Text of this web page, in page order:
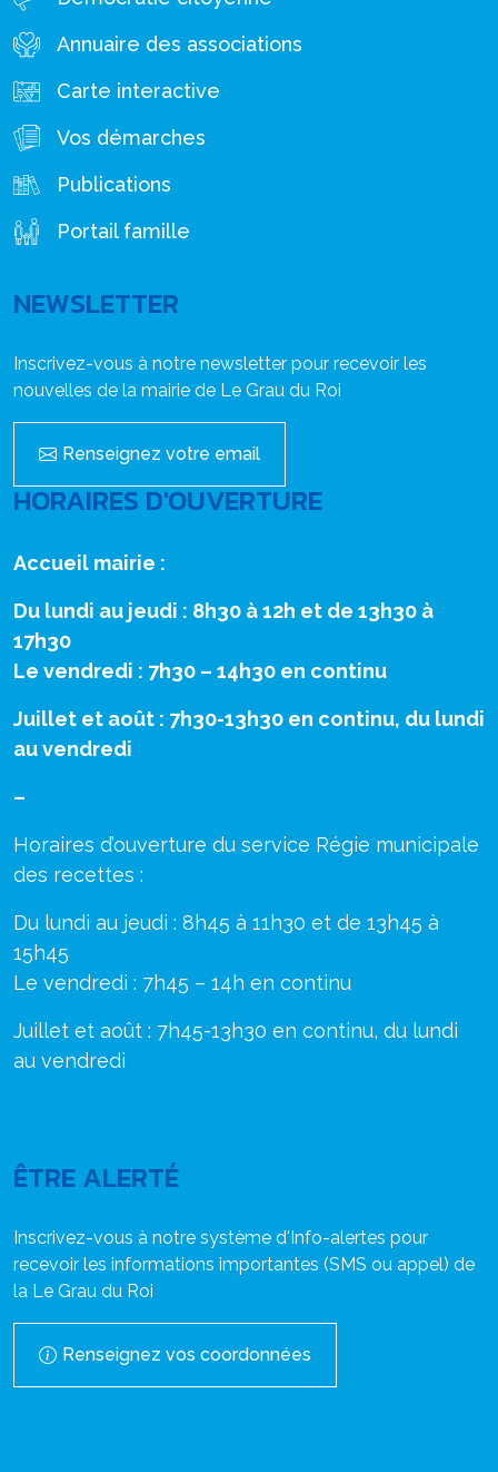
Annuaire des associations
Carte interactive
Vos démarches
Publications
Portail famille
NEWSLETTER
Inscrivez-vous à notre newsletter pour recevoir les
nouvelles de la mairie de Le Grau du Roi
Renseignez votre email
HORAIRES D'OUVERTURE
Accueil mairie :
Du lundi au jeudi : 8h30 à 12h et de 13h30 à
17h30
Le vendredi : 7h30 – 14h30 en continu
Juillet et août : 7h30-13h30 en continu, du lundi
au vendredi
–
Horaires d’ouverture du service Régie municipale
des recettes :
Du lundi au jeudi : 8h45 à 11h30 et de 13h45 à
15h45
Le vendredi : 7h45 – 14h en continu
Juillet et août : 7h45-13h30 en continu, du lundi
au vendredi
ÊTRE ALERTÉ
Inscrivez-vous à notre système d'Info-alertes pour
recevoir les informations importantes (SMS ou appel) de
la Le Grau du Roi
Renseignez vos coordonnées